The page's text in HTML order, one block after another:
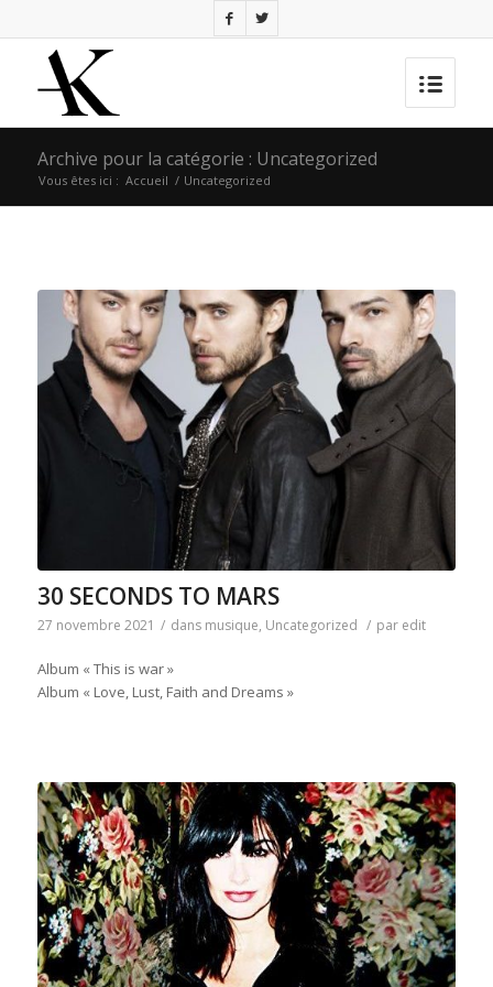
Archive pour la catégorie : Uncategorized
Vous êtes ici : Accueil / Uncategorized
30 SECONDS TO MARS
27 novembre 2021 / dans musique, Uncategorized / par edit
Album « This is war »
Album « Love, Lust, Faith and Dreams »